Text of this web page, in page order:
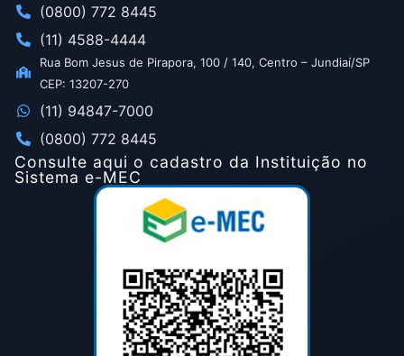
(0800) 772 8445
(11) 4588-4444
Rua Bom Jesus de Pirapora, 100 / 140, Centro – Jundiaí/SP
CEP: 13207-270
(11) 94847-7000
(0800) 772 8445
Consulte aqui o cadastro da Instituição no
Sistema e-MEC